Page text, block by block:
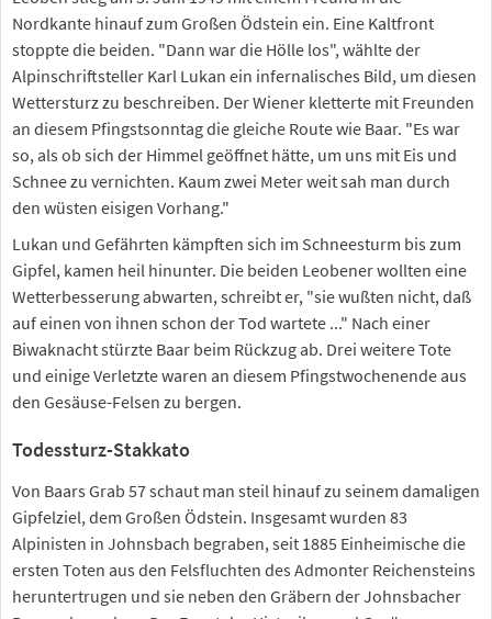
Nordkante hinauf zum Großen Ödstein ein. Eine Kaltfront
stoppte die beiden. "Dann war die Hölle los", wählte der
Alpinschriftsteller Karl Lukan ein infernalisches Bild, um diesen
Wettersturz zu beschreiben. Der Wiener kletterte mit Freunden
an diesem Pfingstsonntag die gleiche Route wie Baar. "Es war
so, als ob sich der Himmel geöffnet hätte, um uns mit Eis und
Schnee zu vernichten. Kaum zwei Meter weit sah man durch
den wüsten eisigen Vorhang."
Lukan und Gefährten kämpften sich im Schneesturm bis zum
Gipfel, kamen heil hinunter. Die beiden Leobener wollten eine
Wetterbesserung abwarten, schreibt er, "sie wußten nicht, daß
auf einen von ihnen schon der Tod wartete ..." Nach einer
Biwaknacht stürzte Baar beim Rückzug ab. Drei weitere Tote
und einige Verletzte waren an diesem Pfingstwochenende aus
den Gesäuse-Felsen zu bergen.
Todessturz-Stakkato
Von Baars Grab 57 schaut man steil hinauf zu seinem damaligen
Gipfelziel, dem Großen Ödstein. Insgesamt wurden 83
Alpinisten in Johnsbach begraben, seit 1885 Einheimische die
ersten Toten aus den Felsfluchten des Admonter Reichensteins
heruntertrugen und sie neben den Gräbern der Johnsbacher